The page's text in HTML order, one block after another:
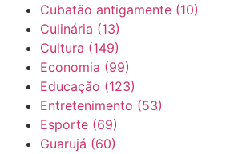
Cubatão antigamente (10)
Culinária (13)
Cultura (149)
Economia (99)
Educação (123)
Entretenimento (53)
Esporte (69)
Guarujá (60)